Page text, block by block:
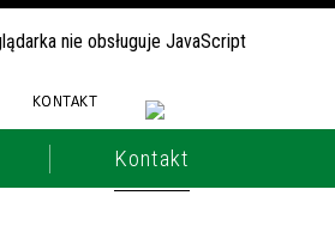
nie obsługuje JavaScript
KONTAKT
Kontakt